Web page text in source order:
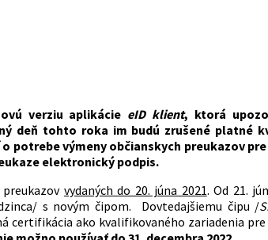
verziu aplikácie eID klient, ktorá
deň tohto roka im budú zrušené platné
potrebe výmeny občianskych preukazov
elektronický podpis.
vydaných do 20. júna 2021. Od 21.
s novým čipom. Dovtedajšiemu čipu /
certifikácia ako kvalifikovaného zariadenia